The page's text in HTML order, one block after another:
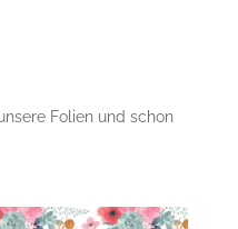
Folien und schon